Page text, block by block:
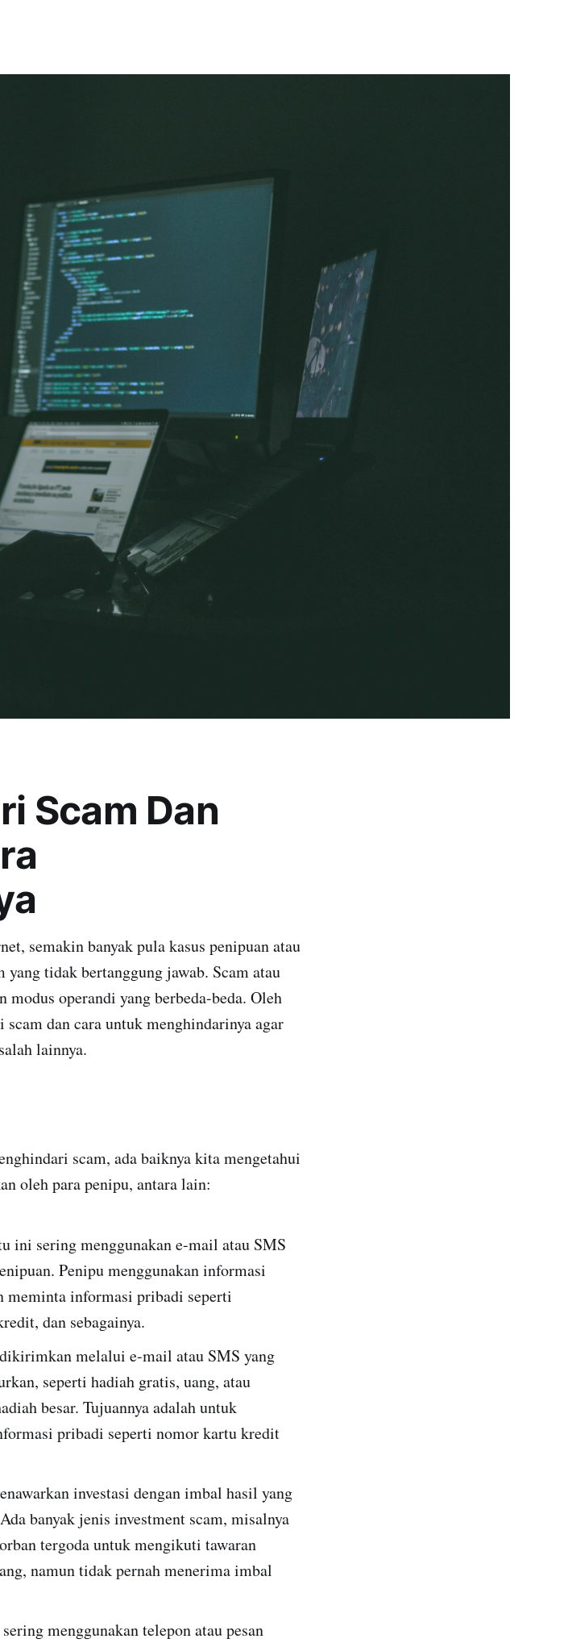
Scam Dan
semakin banyak pula kasus penipuan atau
tidak bertanggung jawab. Scam atau
operandi yang berbeda-beda. Oleh
dan cara untuk menghindarinya agar
lainnya.
scam, ada baiknya kita mengetahui
oleh para penipu, antara lain:
ini sering menggunakan e-mail atau SMS
Penipu menggunakan informasi
meminta informasi pribadi seperti
dan sebagainya.
melalui e-mail atau SMS yang
seperti hadiah gratis, uang, atau
besar. Tujuannya adalah untuk
pribadi seperti nomor kartu kredit
investasi dengan imbal hasil yang
banyak jenis investment scam, misalnya
tergoda untuk mengikuti tawaran
namun tidak pernah menerima imbal
menggunakan telepon atau pesan